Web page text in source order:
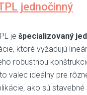
jednočinný
je špecializovaný
ktoré vyžadujú
robustnou
valec ideálny pre
ako sú stavebné